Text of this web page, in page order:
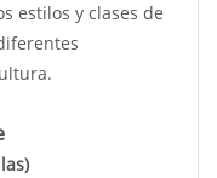
estilos y clases de